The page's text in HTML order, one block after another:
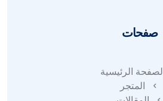
صفحات
الصفحة الرئيسية
المتجر